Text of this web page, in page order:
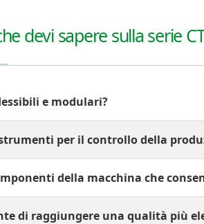
devi sapere sulla serie
e modulari?
per il controllo della
della macchina che
di raggiungere una qualità più